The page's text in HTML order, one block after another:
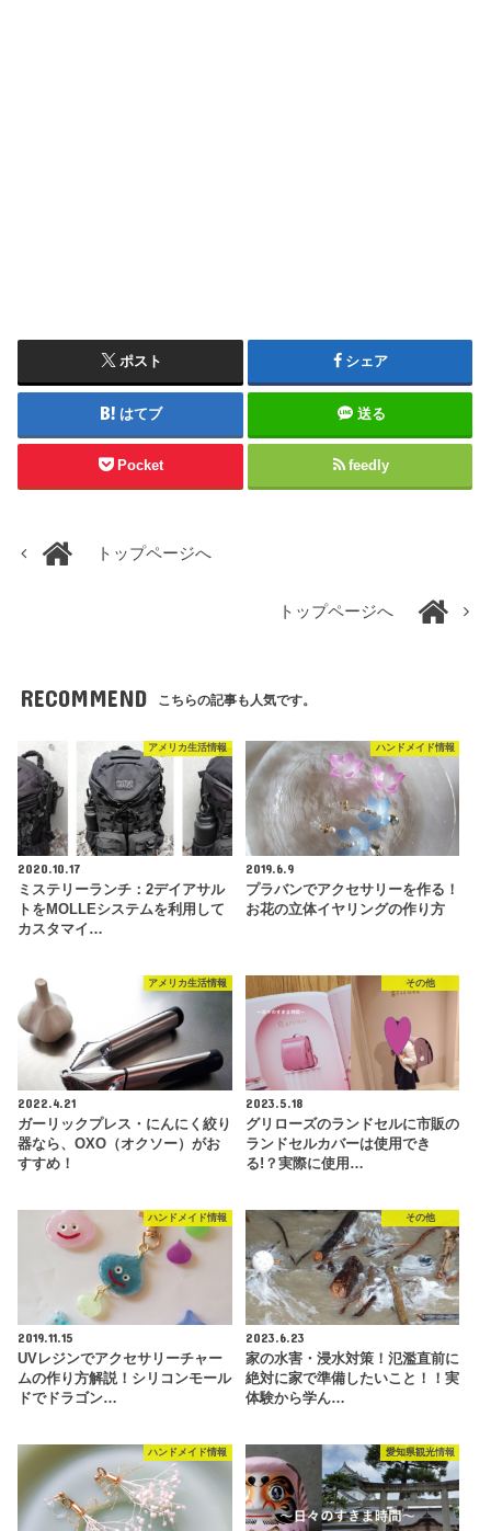
ポスト シェア
はてブ 送る
Pocket feedly
トップページへ
トップページへ
RECOMMEND こちらの記事も人気です。
アメリカ生活情報
2020.10.17
ミステリーランチ：2デイアサル
トをMOLLEシステムを利用して
カスタマイ…
ハンドメイド情報
2019.6.9
プラバンでアクセサリーを作る！
お花の立体イヤリングの作り方
アメリカ生活情報
2022.4.21
ガーリックプレス・にんにく絞り
器なら、OXO（オクソー）がお
すすめ！
その他
2023.5.18
グリローズのランドセルに市販の
ランドセルカバーは使用でき
る!？実際に使用…
ハンドメイド情報
2019.11.15
UVレジンでアクセサリーチャー
ムの作り方解説！シリコンモール
ドでドラゴン…
その他
2023.6.23
家の水害・浸水対策！氾濫直前に
絶対に家で準備したいこと！！実
体験から学ん…
ハンドメイド情報 愛知県観光情報